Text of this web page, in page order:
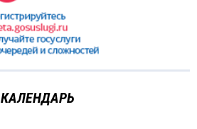
КАЛЕНДАРЬ